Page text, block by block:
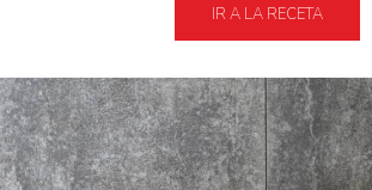
IR A LA RECETA